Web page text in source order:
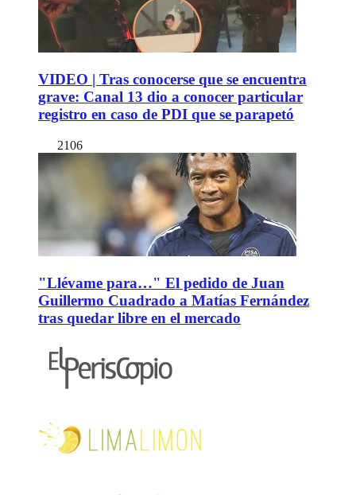
VIDEO | Tras conocerse que se encuentra
grave: Canal 13 dio a conocer particular
registro en caso de PDI que se parapetó
2106
"Llévame para…" El pedido de Juan
Guillermo Cuadrado a Matías Fernández
tras quedar libre en el mercado